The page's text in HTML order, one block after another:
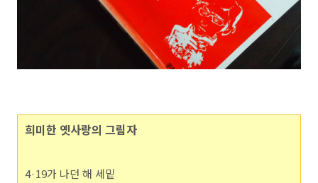
희미한 옛사랑의 그림자
4·19가 나던 해 세밑